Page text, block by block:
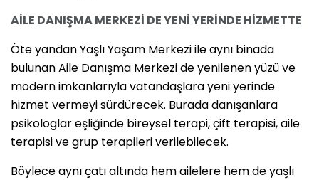
AİLE DANIŞMA MERKEZİ DE YENİ YERİNDE HİZMETTE
Öte yandan Yaşlı Yaşam Merkezi ile aynı binada
bulunan Aile Danışma Merkezi de yenilenen yüzü ve
modern imkanlarıyla vatandaşlara yeni yerinde
hizmet vermeyi sürdürecek. Burada danışanlara
psikologlar eşliğinde bireysel terapi, çift terapisi, aile
terapisi ve grup terapileri verilebilecek.
Böylece aynı çatı altında hem ailelere hem de yaşlı